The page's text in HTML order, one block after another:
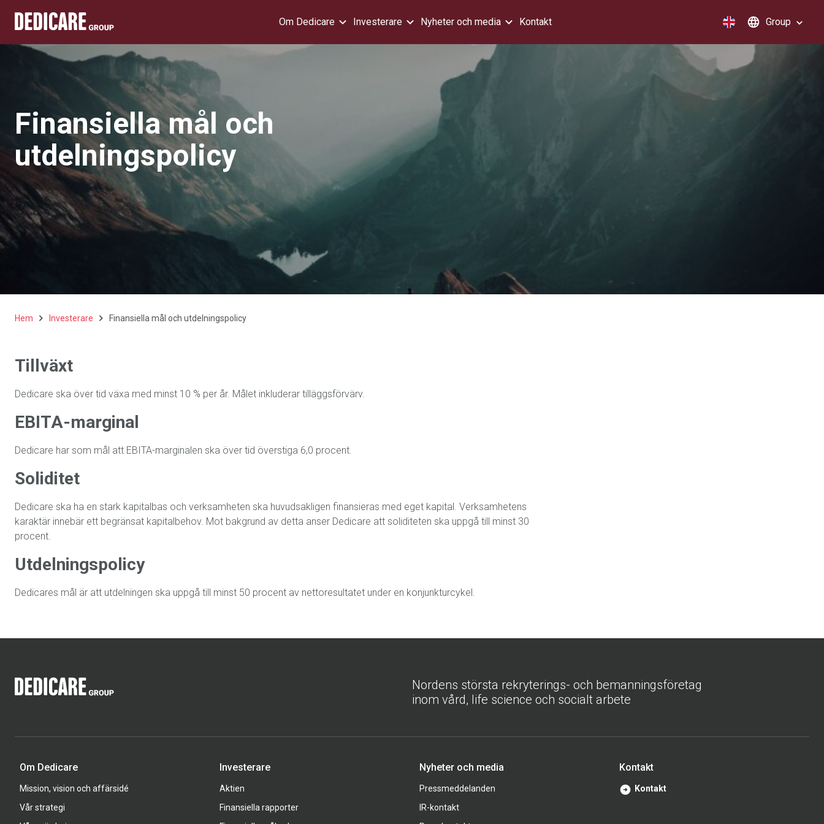
Om Dedicare Investerare Nyheter och media Kontakt Group
Finansiella mål och
utdelningspolicy
Hem Investerare Finansiella mål och utdelningspolicy
Tillväxt
Dedicare ska över tid växa med minst 10 % per år. Målet inkluderar tilläggsförvärv.
EBITA-marginal
Dedicare har som mål att EBITA-marginalen ska över tid överstiga 6,0 procent.
Soliditet
Dedicare ska ha en stark kapitalbas och verksamheten ska huvudsakligen finansieras med eget kapital. Verksamhetens
karaktär innebär ett begränsat kapitalbehov. Mot bakgrund av detta anser Dedicare att soliditeten ska uppgå till minst 30
procent.
Utdelningspolicy
Dedicares mål är att utdelningen ska uppgå till minst 50 procent av nettoresultatet under en konjunkturcykel.
Nordens största rekryterings- och bemanningsföretag
inom vård, life science och socialt arbete
Om Dedicare
Mission, vision och affärsidé
Vår strategi
Investerare
Aktien
Finansiella rapporter
Nyheter och media
Pressmeddelanden
IR-kontakt
Kontakt
Kontakt